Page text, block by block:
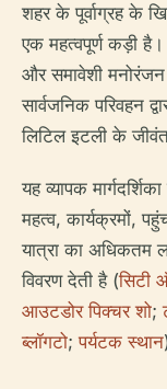
शहर के पूर्वाग्रह के
एक महत्वपूर्ण कड़ी है।
और समावेशी
सार्वजनिक परिवहन
लिटिल इटली के
यह व्यापक
महत्व, कार्यक्रमों,
यात्रा का अधिकतम
विवरण देती है (सिटी
आउटडोर पिक्चर शो;
ब्लॉगटो;पर्यटक स्थान